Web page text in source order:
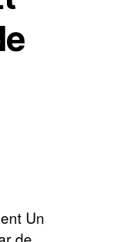
Un